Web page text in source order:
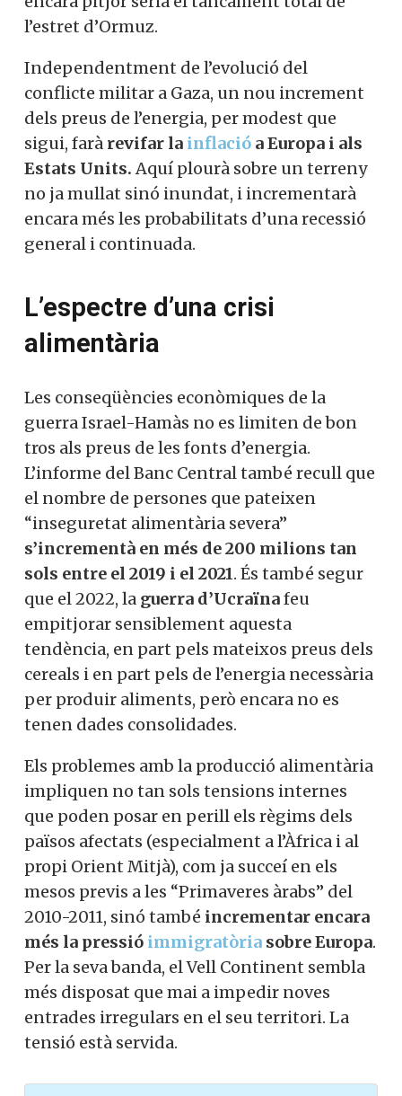
l’estret d’Ormuz.
Independentment de l’evolució del
conflicte militar a Gaza, un nou increment
dels preus de l’energia, per modest que
sigui, farà revifar la inflació a Europa i als
Estats Units. Aquí plourà sobre un terreny
no ja mullat sinó inundat, i incrementarà
encara més les probabilitats d’una recessió
general i continuada.
L’espectre d’una crisi
alimentària
Les conseqüències econòmiques de la
guerra Israel-Hamàs no es limiten de bon
tros als preus de les fonts d’energia.
L’informe del Banc Central també recull que
el nombre de persones que pateixen
“inseguretat alimentària severa”
s’incrementà en més de 200 milions tan
sols entre el 2019 i el 2021. És també segur
que el 2022, la guerra d’Ucraïnafeu
empitjorar sensiblement aquesta
tendència, en part pels mateixos preus dels
cereals i en part pels de l’energia necessària
per produir aliments, però encara no es
tenen dades consolidades.
Els problemes amb la producció alimentària
impliquen no tan sols tensions internes
que poden posar en perill els règims dels
països afectats (especialment a l’Àfrica i al
propi Orient Mitjà), com ja succeí en els
mesos previs a les “Primaveres àrabs” del
2010-2011, sinó també incrementar encara
més la pressió immigratòria sobre Europa.
Per la seva banda, el Vell Continent sembla
més disposat que mai a impedir noves
entrades irregulars en el seu territori. La
tensió està servida.